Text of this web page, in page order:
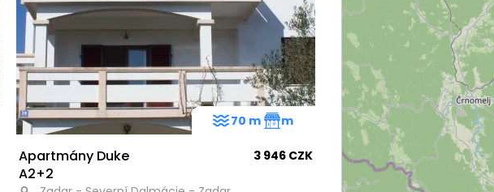
Apartmány Duke
A2+2
3 946 CZK
70 m m